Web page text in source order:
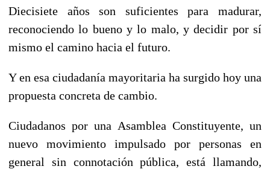
Diecisiete años son suficientes para madurar,
reconociendo lo bueno y lo malo, y decidir por sí
mismo el camino hacia el futuro.
Y en esa ciudadanía mayoritaria ha surgido hoy una
propuesta concreta de cambio.
Ciudadanos por una Asamblea Constituyente, un
nuevo movimiento impulsado por personas en
general sin connotación pública, está llamando,